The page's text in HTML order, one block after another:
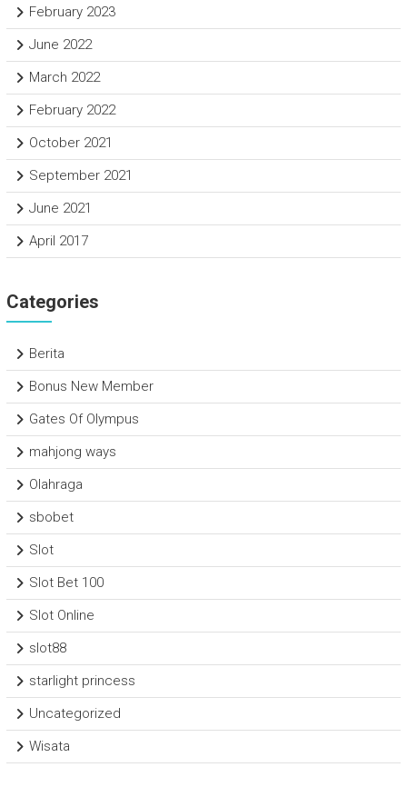
February 2023
June 2022
March 2022
February 2022
October 2021
September 2021
June 2021
April 2017
Categories
Berita
Bonus New Member
Gates Of Olympus
mahjong ways
Olahraga
sbobet
Slot
Slot Bet 100
Slot Online
slot88
starlight princess
Uncategorized
Wisata